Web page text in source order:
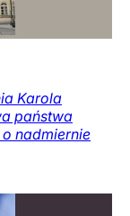
Karola
państwa
nadmiernie